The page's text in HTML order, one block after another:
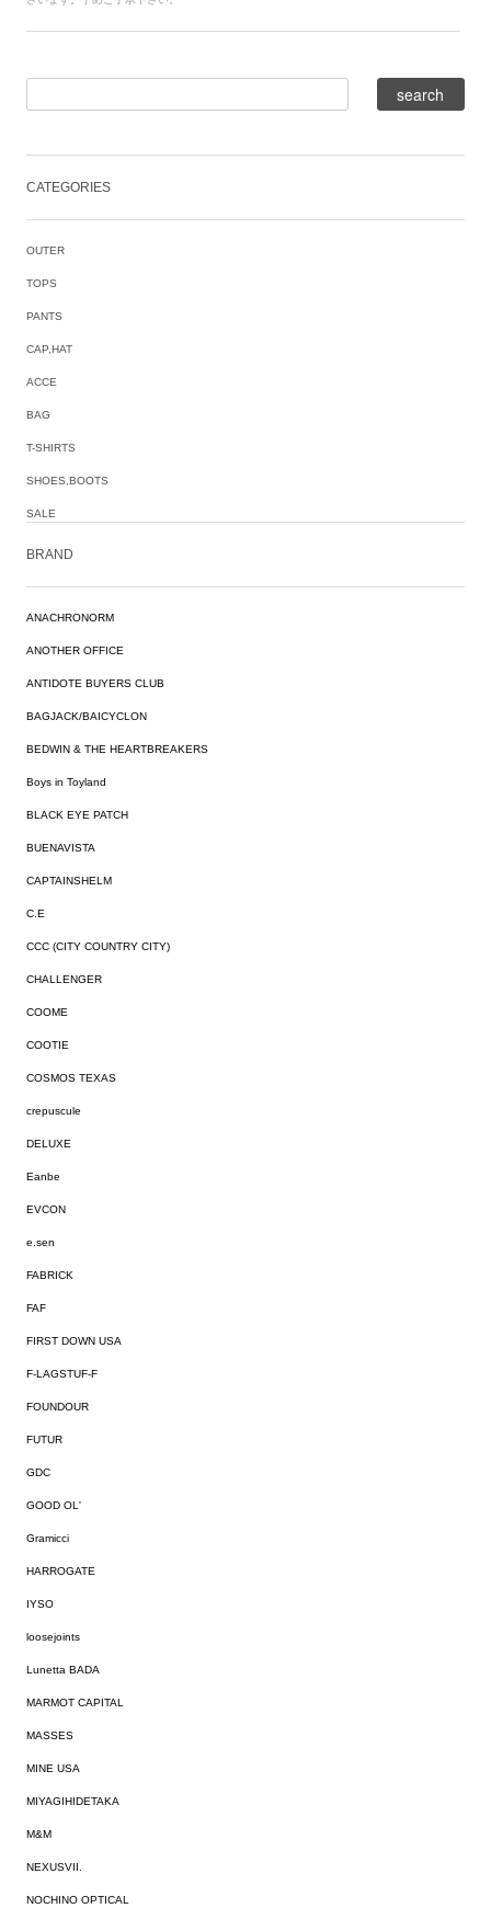
CATEGORIES
OUTER
TOPS
PANTS
CAP,HAT
ACCE
BAG
T-SHIRTS
SHOES,BOOTS
SALE
BRAND
ANACHRONORM
ANOTHER OFFICE
ANTIDOTE BUYERS CLUB
BAGJACK/BAICYCLON
BEDWIN & THE HEARTBREAKERS
Boys in Toyland
BLACK EYE PATCH
BUENAVISTA
CAPTAINSHELM
C.E
CCC (CITY COUNTRY CITY)
CHALLENGER
COOME
COOTIE
COSMOS TEXAS
crepuscule
DELUXE
Eanbe
EVCON
e.sen
FABRICK
FAF
FIRST DOWN USA
F-LAGSTUF-F
FOUNDOUR
FUTUR
GDC
GOOD OL'
Gramicci
HARROGATE
IYSO
loosejoints
Lunetta BADA
MARMOT CAPITAL
MASSES
MINE USA
MIYAGIHIDETAKA
M&M
NEXUSVII.
NOCHINO OPTICAL